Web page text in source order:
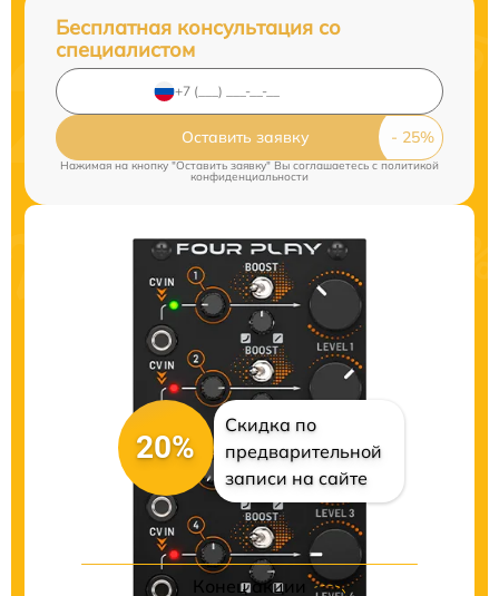
Бесплатная консультация со
специалистом
Оставить заявку
Нажимая на кнопку "Оставить заявку" Вы соглашаетесь cполитикой
конфиденциальности
20%
Скидка по
предварительной
записи на сайте
Конец акции